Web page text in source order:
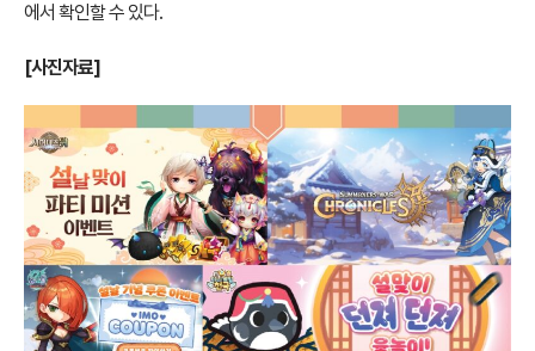
에서 확인할 수 있다.
[사진자료]